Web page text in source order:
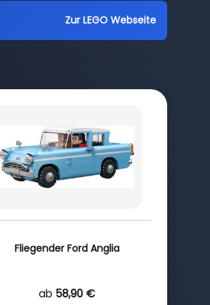
Zur LEGO Webseite
Fliegender Ford Anglia
ab 58,90 €